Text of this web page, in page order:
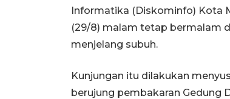
Informatika (Diskominfo) Kota
(29/8) malam tetap bermalam
menjelang subuh.
Kunjungan itu dilakukan
berujung pembakaran Gedung